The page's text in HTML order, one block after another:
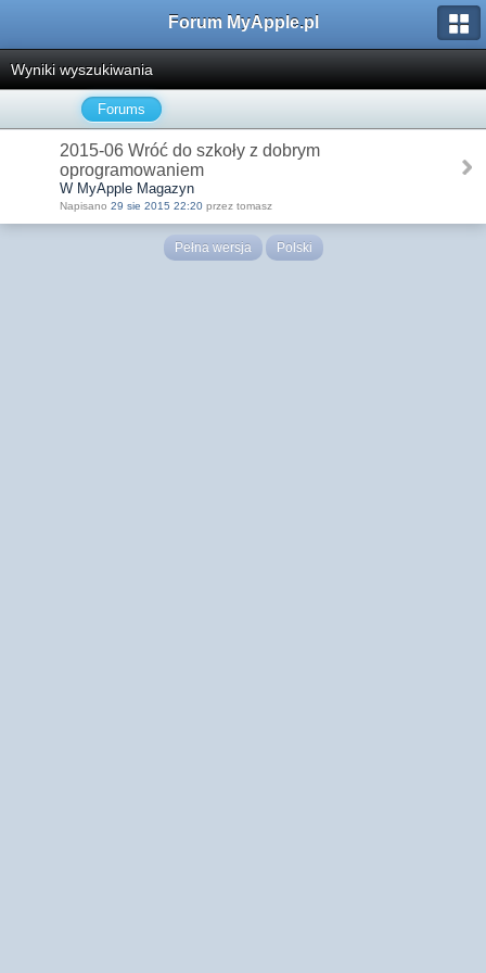
Forum MyApple.pl
Wyniki wyszukiwania
Forums
2015-06 Wróć do szkoły z dobrym
oprogramowaniem
W MyApple Magazyn
Napisano 29 sie 2015 22:20 przez tomasz
Pełna wersja Polski